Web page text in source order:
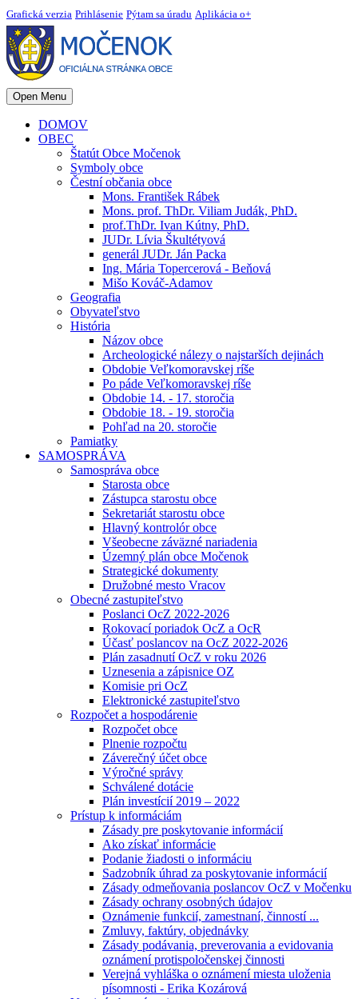
Grafická verzia Prihlásenie Pýtam sa úradu Aplikácia o+
Open Menu
DOMOV
OBEC
Štatút Obce Močenok
Symboly obce
Čestní občania obce
Mons. František Rábek
Mons. prof. ThDr. Viliam Judák, PhD.
prof.ThDr. Ivan Kútny, PhD.
JUDr. Lívia Škultétyová
generál JUDr. Ján Packa
Ing. Mária Topercerová - Beňová
Mišo Kováč-Adamov
Geografia
Obyvateľstvo
História
Názov obce
Archeologické nálezy o najstarších dejinách
Obdobie Veľkomoravskej ríše
Po páde Veľkomoravskej ríše
Obdobie 14. - 17. storočia
Obdobie 18. - 19. storočia
Pohľad na 20. storočie
Pamiatky
SAMOSPRÁVA
Samospráva obce
Starosta obce
Zástupca starostu obce
Sekretariát starostu obce
Hlavný kontrolór obce
Všeobecne záväzné nariadenia
Územný plán obce Močenok
Strategické dokumenty
Družobné mesto Vracov
Obecné zastupiteľstvo
Poslanci OcZ 2022-2026
Rokovací poriadok OcZ a OcR
Účasť poslancov na OcZ 2022-2026
Plán zasadnutí OcZ v roku 2026
Uznesenia a zápisnice OZ
Komisie pri OcZ
Elektronické zastupiteľstvo
Rozpočet a hospodárenie
Rozpočet obce
Plnenie rozpočtu
Záverečný účet obce
Výročné správy
Schválené dotácie
Plán investícií 2019 – 2022
Prístup k informáciám
Zásady pre poskytovanie informácií
Ako získať informácie
Podanie žiadosti o informáciu
Sadzobník úhrad za poskytovanie informácií
Zásady odmeňovania poslancov OcZ v Močenku
Zásady ochrany osobných údajov
Oznámenie funkcií, zamestnaní, činností ...
Zmluvy, faktúry, objednávky
Zásady podávania, preverovania a evidovania
oznámení protispoločenskej činnosti
Verejná vyhláška o oznámení miesta uloženia
písomnosti - Erika Kozárová